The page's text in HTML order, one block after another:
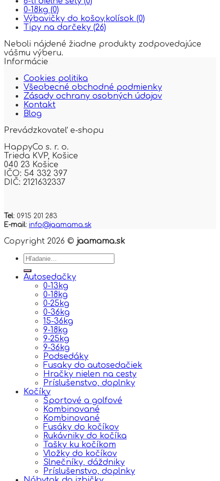
0-18kg (0)
Výbavičky do košov,kolísok (0)
Tipy na darčeky (26)
Neboli nájdené žiadne produkty zodpovedajúce
vášmu výberu.
Informácie
Cookies politika
Všeobecné obchodné podmienky
Zásady ochrany osobných údajov
Kontakt
Blog
Prevádzkovateľ e-shopu
HappyCo s. r. o.
Trieda KVP, Košice
040 23 Košice
IČO: 54 332 397
DIČ: 2121632337
Tel: 0915 201 283
E-mail: info@jaamama.sk
Copyright 2026 © jaamama.sk
Hľadať:
Autosedačky
0-13kg
0-18kg
0-25kg
0-36kg
15-36kg
9-18kg
9-25kg
9-36kg
Podsedáky
Fusaky do autosedačiek
Hračky nielen na cesty
Príslušenstvo, doplnky
Kočíky
Športové a golfové
Kombinované
Kombinované
Fusáky do kočíkov
Rukávniky do kočíka
Tašky ku kočíkom
Vložky do kočíkov
Slnečníky, dáždniky
Príslušenstvo, doplnky